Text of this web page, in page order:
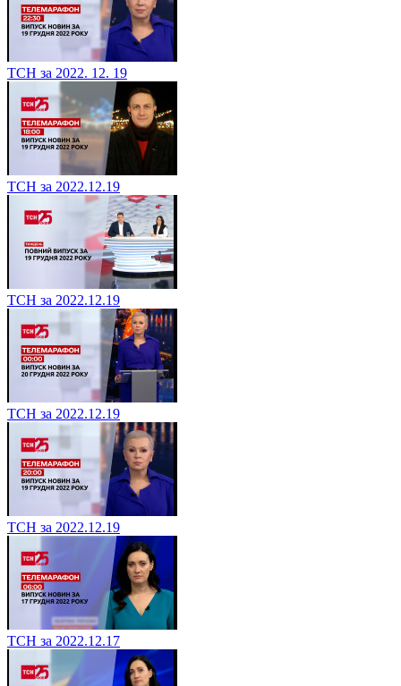
ТСН за 2022. 12. 19
ТСН за 2022.12.19
ТСН за 2022.12.19
ТСН за 2022.12.19
ТСН за 2022.12.19
ТСН за 2022.12.17